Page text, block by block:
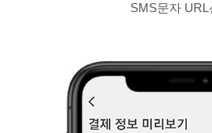
SMS문자 URL